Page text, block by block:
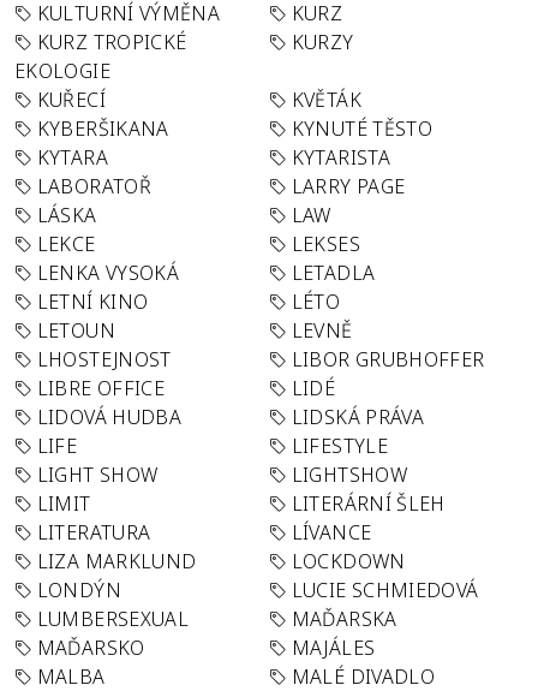
KULTURNÍ VÝMĚNA
KURZ
KURZ TROPICKÉ
EKOLOGIE
KURZY
KUŘECÍ
KVĚTÁK
KYBERŠIKANA
KYNUTÉ TĚSTO
KYTARA
KYTARISTA
LABORATOŘ
LARRY PAGE
LÁSKA
LAW
LEKCE
LEKSES
LENKA VYSOKÁ
LETADLA
LETNÍ KINO
LÉTO
LETOUN
LEVNĚ
LHOSTEJNOST
LIBOR GRUBHOFFER
LIBRE OFFICE
LIDÉ
LIDOVÁ HUDBA
LIDSKÁ PRÁVA
LIFE
LIFESTYLE
LIGHT SHOW
LIGHTSHOW
LIMIT
LITERÁRNÍ ŠLEH
LITERATURA
LÍVANCE
LIZA MARKLUND
LOCKDOWN
LONDÝN
LUCIE SCHMIEDOVÁ
LUMBERSEXUAL
MAĎARSKA
MAĎARSKO
MAJÁLES
MALBA
MALÉ DIVADLO